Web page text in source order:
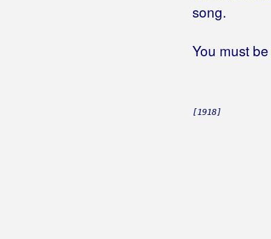
song.
You must
[1918]